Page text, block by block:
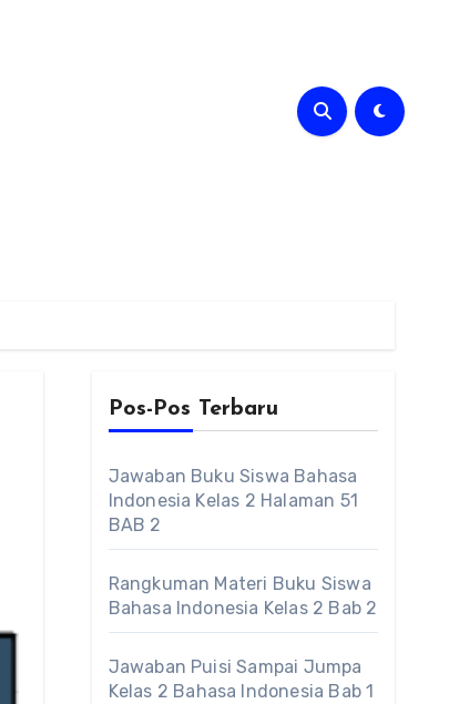
Pos-Pos Terbaru
Jawaban Buku Siswa Bahasa
Indonesia Kelas 2 Halaman 51
BAB 2
Rangkuman Materi Buku Siswa
Bahasa Indonesia Kelas 2 Bab 2
Jawaban Puisi Sampai Jumpa
Kelas 2 Bahasa Indonesia Bab 1